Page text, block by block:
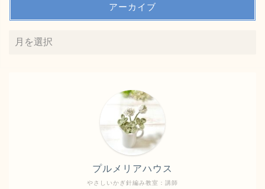
アーカイブ
やさしいかぎ針編み教室：講師
プルメリアハウス